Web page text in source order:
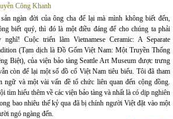
Công Khanh
ngàn đời của ông cha để lại mà mình không biết đến,
biết quý, thì đó là một điều đáng để cho chúng ta phải
nghĩ! Cuộc triển lãm Vietnamese Ceramic: A Separate
(Tạm dịch là Đồ Gốm Việt Nam: Một Truyền Thống
Biệt), của viện bảo tàng Seattle Art Museum được trưng
còn để lại một số đồ cổ Việt Nam tiêu biểu. Tôi đã tham
ngữ và một vài vấn đề tổ chức liên quan đến cộng đồng.
tìm hiểu thêm về các viện bảo tàng và nhất là có dịp nghiên
bao nhiêu thế kỷ qua đã bị chính người Việt đặt vào một
ngó ngàng đến.